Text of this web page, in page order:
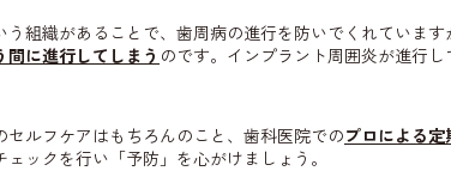
組織があることで、歯周病の進行を防いでくれていま
に進行してしまう のです。インプラント周囲炎が進行
ルフケアはもちろんのこと、歯科医院でのプロによる
ックを行い「予防」を心がけましょう。